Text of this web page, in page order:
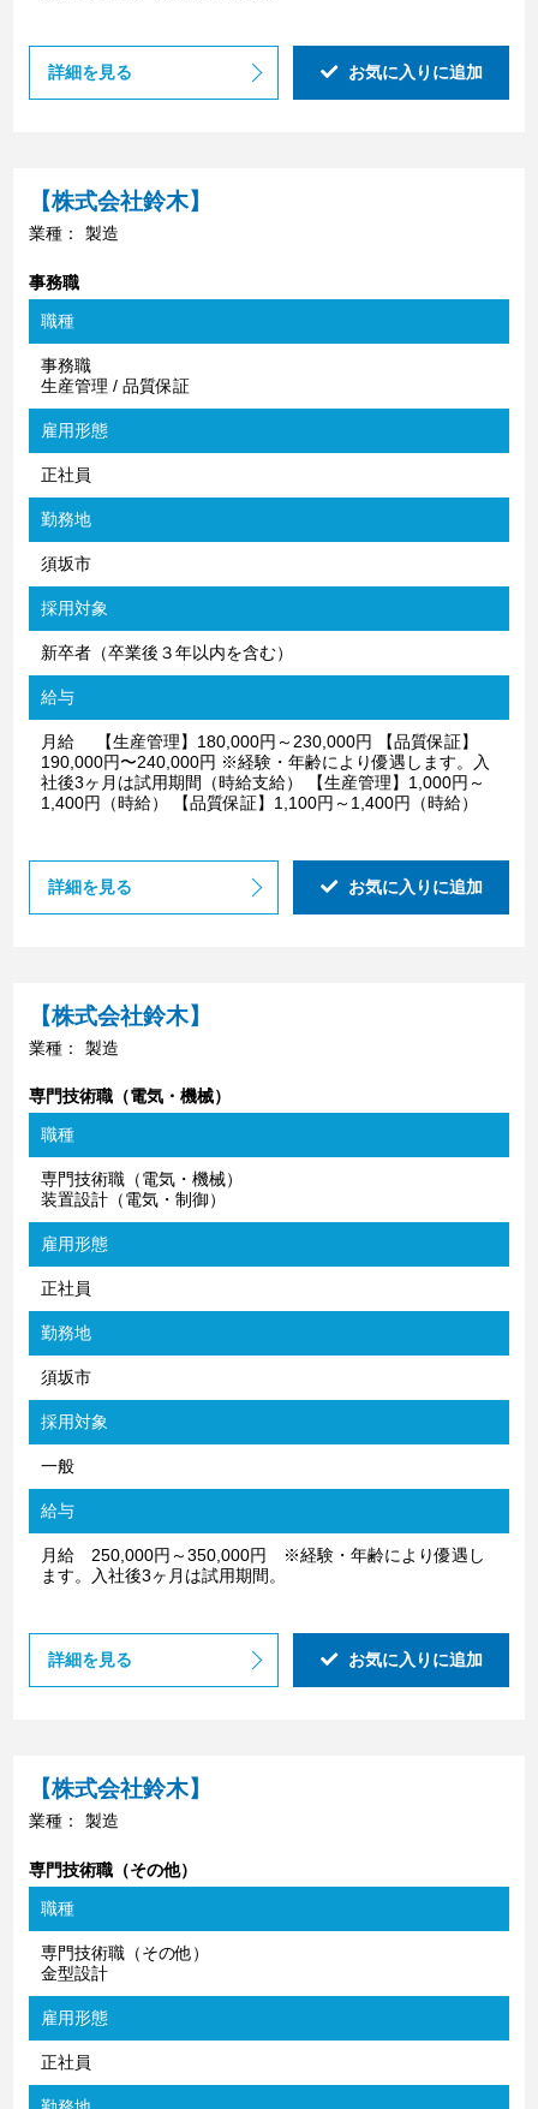
詳細を見る お気に入りに追加
【株式会社鈴木】
業種： 製造
事務職
職種
事務職
生産管理 / 品質保証
雇用形態
正社員
勤務地
須坂市
採用対象
新卒者（卒業後３年以内を含む）
給与
月給 【生産管理】180,000円～230,000円 【品質保証】
190,000円〜240,000円 ※経験・年齢により優遇します。入
社後3ヶ月は試用期間（時給支給） 【生産管理】1,000円～
1,400円（時給） 【品質保証】1,100円～1,400円（時給）
詳細を見る お気に入りに追加
【株式会社鈴木】
業種： 製造
専門技術職（電気・機械）
職種
専門技術職（電気・機械）
装置設計（電気・制御）
雇用形態
正社員
勤務地
須坂市
採用対象
一般
給与
月給 250,000円～350,000円 ※経験・年齢により優遇し
ます。入社後3ヶ月は試用期間。
詳細を見る お気に入りに追加
【株式会社鈴木】
業種： 製造
専門技術職（その他）
職種
専門技術職（その他）
金型設計
雇用形態
正社員